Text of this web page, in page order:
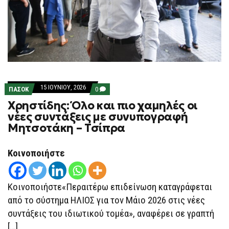
ΠΑΣΟΚ 15 ΙΟΥΝΊΟΥ, 2026 0 COMMENTS
ON
ΧΡΗΣΤΊΔΗΣ:
ΌΛΟ
ΚΑΙ
ΠΙΟ
ΧΑΜΗΛΈΣ
ΜΕ
ΣΥΝΥΠΟΓΡΑΦΉ
ΜΗΤΣΟΤΆΚΗ
–
Χρηστίδης: Όλο και πιο χαμηλές οι
νέες συντάξεις με συνυπογραφή
Μητσοτάκη – Τσίπρα
Κοινοποιήστε
Κοινοποιήστε«Περαιτέρω επιδείνωση καταγράφεται
από το σύστημα ΗΛΙΟΣ για τον Μάιο 2026 στις νέες
συντάξεις του ιδιωτικού τομέα», αναφέρει σε γραπτή
[…]